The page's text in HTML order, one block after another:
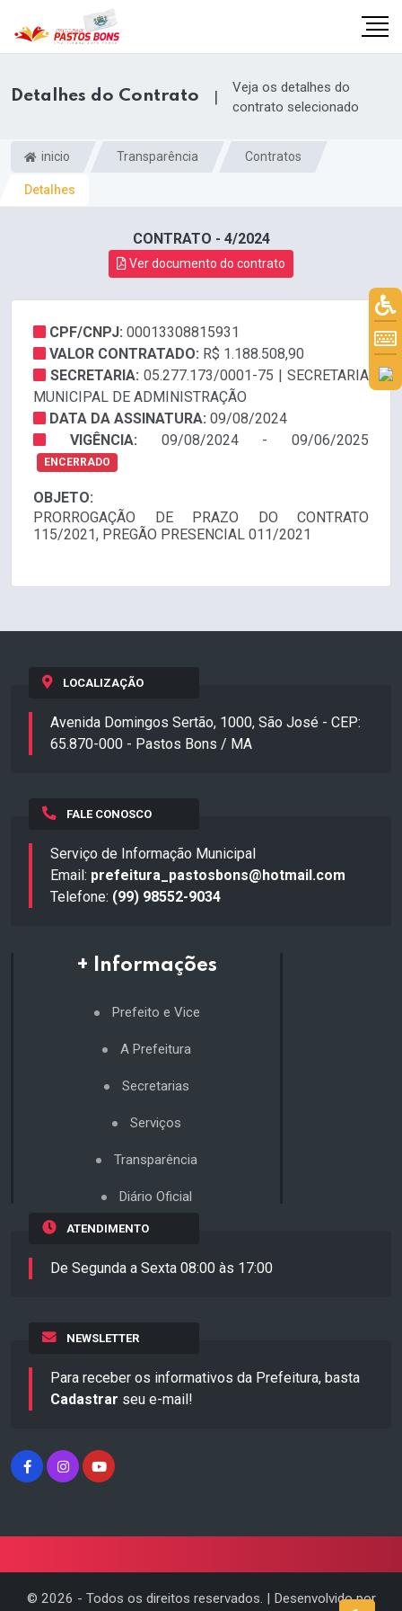
Detalhes do Contrato |
Veja os detalhes do
contrato selecionado
inicio Transparência Contratos
Detalhes
CONTRATO - 4/2024
Ver documento do contrato
CPF/CNPJ: 00013308815931
VALOR CONTRATADO: R$ 1.188.508,90
SECRETARIA: 05.277.173/0001-75 | SECRETARIA
MUNICIPAL DE ADMINISTRAÇÃO
DATA DA ASSINATURA: 09/08/2024
VIGÊNCIA: 09/08/2024 - 09/06/2025
ENCERRADO
OBJETO:
PRORROGAÇÃO DE PRAZO DO CONTRATO
115/2021, PREGÃO PRESENCIAL 011/2021
LOCALIZAÇÃO
Avenida Domingos Sertão, 1000, São José - CEP:
65.870-000 - Pastos Bons / MA
FALE CONOSCO
Serviço de Informação Municipal
Email: prefeitura_pastosbons@hotmail.com
Telefone: (99) 98552-9034
+ Informações
Prefeito e Vice
A Prefeitura
Secretarias
Serviços
Transparência
Diário Oficial
ATENDIMENTO
De Segunda a Sexta 08:00 às 17:00
NEWSLETTER
Para receber os informativos da Prefeitura, basta
Cadastrar seu e-mail!
© 2026 - Todos os direitos reservados. | Desenvolvido por